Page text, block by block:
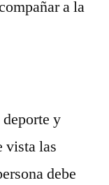
a la
y
vista las
debe